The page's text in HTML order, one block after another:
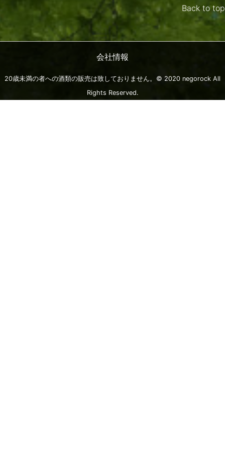
Back to top
会社情報
20歳未満の者への酒類の販売は致しておりません。© 2020 negorock All
Rights Reserved.